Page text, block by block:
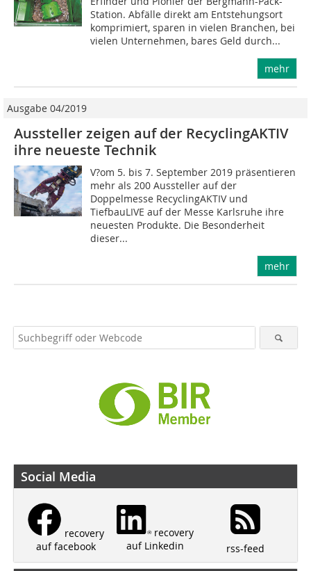
Station. Abfälle direkt am Entstehungsort
komprimiert, sparen in vielen Branchen, bei
vielen Unternehmen, bares Geld durch...
mehr
Ausgabe 04/2019
Aussteller zeigen auf der RecyclingAKTIV
ihre neueste Technik
V?om 5. bis 7. September 2019 präsentieren
mehr als 200 Aussteller auf der
Doppelmesse RecyclingAKTIV und
TiefbauLIVE auf der Messe Karlsruhe ihre
neuesten Produkte. Die Besonderheit
dieser...
mehr
Social Media
recovery
auf facebook
recovery
auf Linkedin
rss-feed